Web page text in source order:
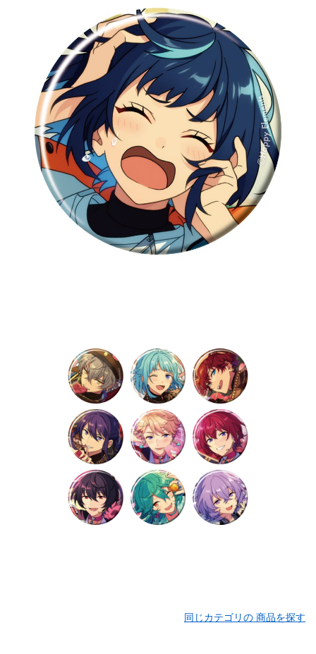
同じカテゴリの 商品を探す